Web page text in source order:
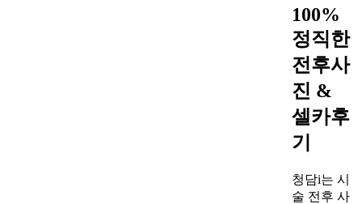
100%
정직한
전후사
진 &
셀카후
기
청담i는 시
술 전후 사